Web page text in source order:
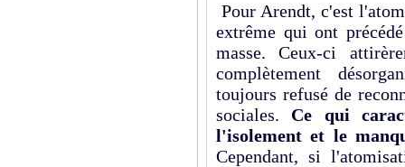
Pour Arendt, c'est
extrême qui ont
masse. Ceux-ci
complètement
toujours refusé de
sociales. Ce qui
l'isolement et le
Cependant, si